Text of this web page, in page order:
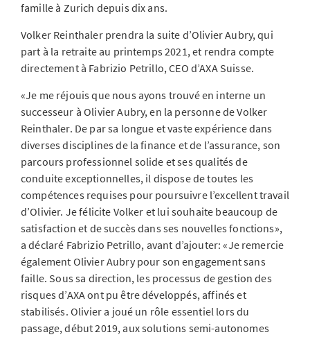
famille à Zurich depuis dix ans.
Volker Reinthaler prendra la suite d’Olivier Aubry, qui
part à la retraite au printemps 2021, et rendra compte
directement à Fabrizio Petrillo, CEO d’AXA Suisse.
«Je me réjouis que nous ayons trouvé en interne un
successeur à Olivier Aubry, en la personne de Volker
Reinthaler. De par sa longue et vaste expérience dans
diverses disciplines de la finance et de l’assurance, son
parcours professionnel solide et ses qualités de
conduite exceptionnelles, il dispose de toutes les
compétences requises pour poursuivre l’excellent travail
d’Olivier. Je félicite Volker et lui souhaite beaucoup de
satisfaction et de succès dans ses nouvelles fonctions»,
a déclaré Fabrizio Petrillo, avant d’ajouter: «Je remercie
également Olivier Aubry pour son engagement sans
faille. Sous sa direction, les processus de gestion des
risques d’AXA ont pu être développés, affinés et
stabilisés. Olivier a joué un rôle essentiel lors du
passage, début 2019, aux solutions semi-autonomes